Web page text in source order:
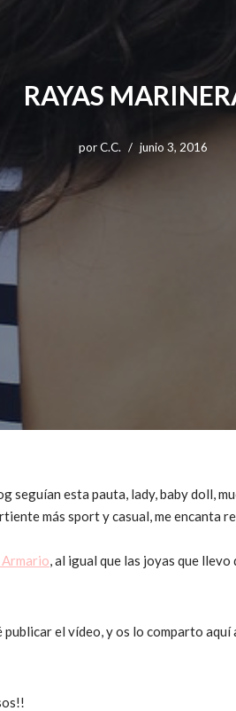
RAYAS
porC.C. junio 3, 2016
seguían esta pauta, lady, baby doll,
más sport y casual, me encanta
Armario, al igual que las joyas que llevo
el vídeo, y os lo comparto